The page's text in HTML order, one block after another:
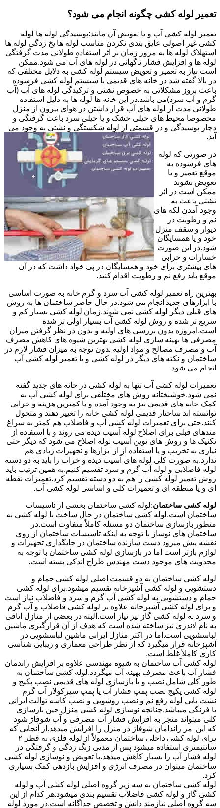
تعمیر لوله کشی چگونه انجام می شود؟
تعمیر لوله کشی آب و یا تعویض آن مانند:پوسیدگی لوله ها لوله
کشی غیر اصولی عایق بندی نکردن مناسب لوله ها یخ زدگی لوله ها
استهلاک لوله ها به مرور زمان بر اثر استفاده طولانی مدت گرفتگی
لوله ها و افزایش فشار ناگهانی در لوله های آب می شود.ممکن
است نیاز به تعمیر و تعویض سیستم لوله کشی به دلایل مختلفی که
در بالا گفته شد در خانه های قدیمی با سیستم لوله کشی فرسوده
باعث بروز مشکلاتی به خصوص نشتی و ترکیدگی لوله های آب (آب
گرم و آب سرد)می باشد.در این خانه ها لوله ها به دلیل استفاده
طولانی مدت از لوله های آب قرار داشتن در هوای بیرون از منزل
مخصوصا محیط های خیلی خشک و یا خیلی سرد باعث گرفتگی و
دچار پوسیدگی و در قسمتی از لوله شکستگی و نشتی به وجود می
آید.
در صورتی که لوله
های فرسوده به
موقع تعمیر و یا
تعویض نشوند
ممکن است در اثر
نشتی باعث به
وجود آمدن لکه های
نم و رطوبت در
دیوار و سقف منزل
خود و یا همسایگان
شود.در این صورت
خسارات و خرابی
های بیشتری برای خود و همسایگان در پی خواد داشت که در آن
موقع باید رفع نم و رطوبت اقدام کنید.
بهترین راه تعمیر لوله کشی آب سرد و گرم خانه به صورت اساسی
با ابزارهای جدید انجام می شود.در حال حاضر ساختمان ها به روش
های قبلی دیگر لوله کشی نمی شوند.زمان لوله کشی بسیار کم و
سریع تر شده و روش لوله کشی آب بسیار اولی تر شده
است.امروزه بدون بررسی های اولیه و بدون در نظر گرفتن میزان
مصرفی ها بهینه سازی لوله کشی بهترین شیوه های کاهش مصرف
آب و مصرف مصالح و مواد اولیه بدون توجه به میزان فشار لازم در
ساختمان و نکته های دیگر در لوله کشی و یا تعمیر لوله کشی آب
انجام می شود.
تعمیرات لوله کشی آب تنها به لوله کشی در خانه های جدید گفته
نمی شود.خوشبختانه روش های مختلفی برای لوله کشی آب به
کمک خانه های قدیمی نیز به وجود آمده و با کمترین هزینه و خرابی
توانسته اند ساختار قدیمی لوله کشی خانه را تغییر دهند و متحول
کنند.حتی برای تعمیرات لوله کشی آب و فاضلاب هم کمتر به سراغ
متدهای قبلی برای اصلاح لوله آسیب دیده می روند و با استفاده از
تکنیک ها و روش های نوین آسیب لوله اصلاح می شود که دیگر حتی
نیازی به تخریب و یا استفاده از از ابزارها و تجهیزات زیادی هم
ندارد.به صورت کلی لوله های آسیب دیده و خراب را باید به دو دسته
لوله فاضلابی و لوله آب گرم و سرد تقسیم کنیم.به همین ترتیب باید
روش تعمیر لوله کشی را هم به دو دسته تقسیم کرد.تعمیرات نقطه
ای و یا منطقه ای و تعمیرات کلی و اساسی لوله کشی آب.
لوله کشی ساختمان:لوله کشی ساختمان بخشی از تاسیسات
ساختمان است.لوله کشی ساختمان در حال ساخت با لوله کشی به
منظور بازسازی ساختمان دو مسئله کاملاً متفاوت است.در
ساختمان های نوساز با توجه به اینکه تاسیسات ساختمان از روی
نقشه پیش میرود دست سازنده ساختمان در جایگذاری تجهیزات و
لوازم بازتر است اما در بازسازی لوله کشی ساختمان با توجه به
محدویت های موجود دست مهندس طراح اندکی بسته است.
لوله کشی ساختمان به دو قسمت اصلی لوله کشی حمام و
دستشویی و لوله کشی آشپزخانه تقسیم میشود.برای لوله کشی
حمام و دستشویی به لوله کشی آب گرم و سرد و فاضلاب نیاز است
و برای لوله کشی آشپزخانه علاوه بر لوله کشی فاضلاب و آب گرم
و سرد به لوله کشی گاز نیز نیاز است.البته در بعضی از منازل اتاقی
به نام لاندری نیز ساخته شده است که هدف از آن قرارگیری ماشین
لباسشویی است.اما در اکثر منازل ایرانی ماشین لباسشویی در
آشپزخانه قرار میگیرد که از نظر طراحی معماری و زیبایی شناسی
کاری کاملاً غلط است.
لوله کشی آب ساختمان به شیوه مهندسی علاوه بر افزایش راندمان
فشار آب باعث مصرف بهینه آب میگردد.لوله کشی ساختمان به
طور کلی شامل نصب و یا بازسازی لوله های قدیمی نصب پکیج و
لوله کشی پکیج نصب پمپ فشار آب یا پمپ سیرکولار آب گرم
نشت یابی لوله رفع نم و نصب روشویی و نصب کاسه توالت ایرانی
یا فرنگی میباشد.چنانچه نوسازی لوله کشی منزل حین بازسازی
کلی میتواند منجر به افزایش فشار آب مصرفی و آب شوفاژ شود
که این امر راندامان شوفاژ در منزل را افزایش میدهد.از آنجایی که
برای لوله کشی داخلی ساختمان معمولاً از لوله فلزی به قطر ۲
سانتیمتری استفاده میشود پس از مدتی زنگ زدگی و گرفتگی در
لوله فشار آب را بسیار کاهش میدهد.با تعویض و نوسازی لوله کشی
ساختمان میتوان در مصرف انرژی و افزایش بازدهی کمک بسیاری
کرد.
لوله کشی ساختمان به سه زیر گروه اصلی لوله کشی آب و لوله
کشی گاز و لوله کشی فاضلاب تقسیم بندی میشود.هر کدام از این
سه گروه اصلی نیازمند دانش و تخصص جداگانه است.در مورد لوله